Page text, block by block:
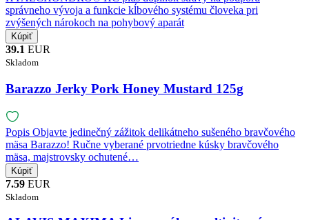
správneho vývoja a funkcie kĺbového systému človeka pri
zvýšených nárokoch na pohybový aparát
39.1 EUR
Skladom
Barazzo Jerky Pork Honey Mustard 125g
Popis Objavte jedinečný zážitok delikátneho sušeného bravčového
mäsa Barazzo! Ručne vyberané prvotriedne kúsky bravčového
mäsa, majstrovsky ochutené…
7.59 EUR
Skladom